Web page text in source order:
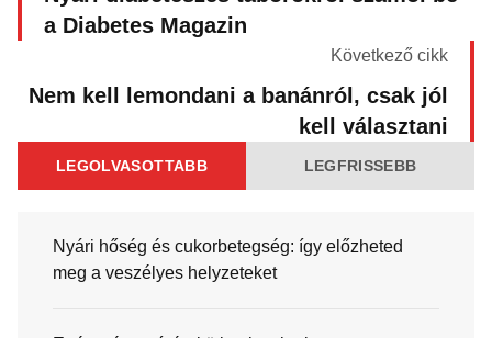
a Diabetes Magazin
Következő cikk
Nem kell lemondani a banánról, csak jól
kell választani
LEGOLVASOTTABB LEGFRISSEBB
Nyári hőség és cukorbetegség: így előzheted
meg a veszélyes helyzeteket